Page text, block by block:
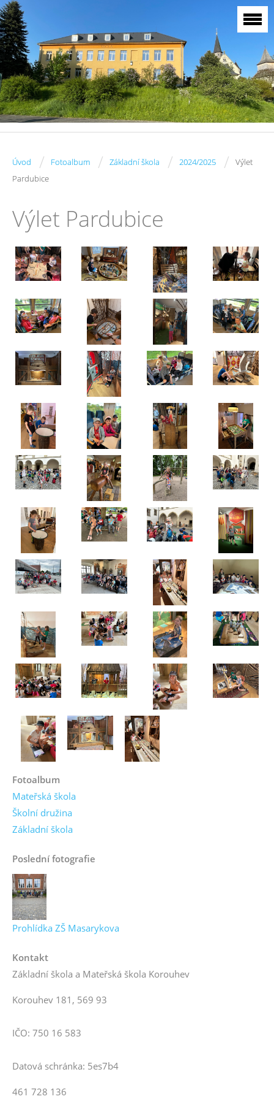
Úvod / Fotoalbum / Základní škola / 2024/2025 /
Výlet
Pardubice
Výlet Pardubice
Fotoalbum
Mateřská škola
Školní družina
Základní škola
Poslední fotografie
Prohlídka ZŠ Masarykova
Kontakt
Základní škola a Mateřská škola Korouhev
Korouhev 181, 569 93
IČO: 750 16 583
Datová schránka: 5es7b4
461 728 136